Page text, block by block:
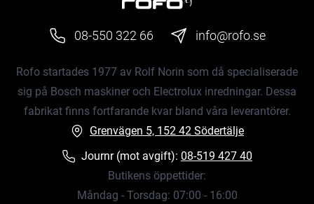
08-550 322 66 info@rofo.se
Rofo startades 1977 av Rolf Norin som då specialiserade
sig på Bosch maskiner och Electrolux inredningar. Dessa
fabrikat finns fortfarande kvar bland våra leverantörer.
Grenvägen 5, 152 42 Södertälje
Journr (mot avgift): 08-519 427 40
Butikens öppettider:
Måndag - Torsdag: 07:00 - 16:00